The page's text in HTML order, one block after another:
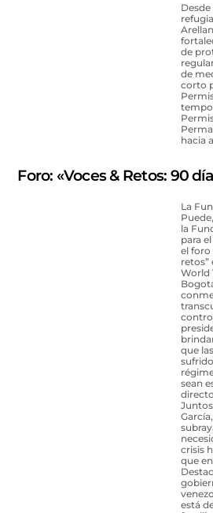
de
de
corto
hacia
Foro: «Voces & Retos: 90
La
la
para
el foro
retos”
World
que
sean
crisis
que
está